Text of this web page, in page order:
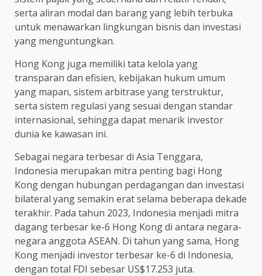
serta aliran modal dan barang yang lebih terbuka
untuk menawarkan lingkungan bisnis dan investasi
yang menguntungkan.
Hong Kong juga memiliki tata kelola yang
transparan dan efisien, kebijakan hukum umum
yang mapan, sistem arbitrase yang terstruktur,
serta sistem regulasi yang sesuai dengan standar
internasional, sehingga dapat menarik investor
dunia ke kawasan ini.
Sebagai negara terbesar di Asia Tenggara,
Indonesia merupakan mitra penting bagi Hong
Kong dengan hubungan perdagangan dan investasi
bilateral yang semakin erat selama beberapa dekade
terakhir. Pada tahun 2023, Indonesia menjadi mitra
dagang terbesar ke-6 Hong Kong di antara negara-
negara anggota ASEAN. Di tahun yang sama, Hong
Kong menjadi investor terbesar ke-6 di Indonesia,
dengan total FDI sebesar US$17.253 juta.